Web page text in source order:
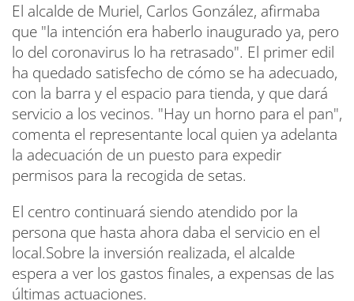
El alcalde de Muriel, Carlos González, afirmaba
que "la intención era haberlo inaugurado ya, pero
lo del coronavirus lo ha retrasado". El primer edil
ha quedado satisfecho de cómo se ha adecuado,
con la barra y el espacio para tienda, y que dará
servicio a los vecinos. "Hay un horno para el pan",
comenta el representante local quien ya adelanta
la adecuación de un puesto para expedir
permisos para la recogida de setas.
El centro continuará siendo atendido por la
persona que hasta ahora daba el servicio en el
local.Sobre la inversión realizada, el alcalde
espera a ver los gastos finales, a expensas de las
últimas actuaciones.